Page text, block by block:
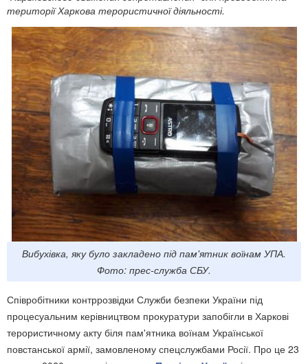
території Харкова терористичної діяльності.
Вибухівка, яку було закладено під пам'ятник воїнам УПА.
Фото: прес-служба СБУ.
Співробітники контррозвідки Служби безпеки України під
процесуальним керівництвом прокуратури запобігли в Харкові
терористичному акту біля пам'ятника воїнам Української
повстанської армії, замовленому спецслужбами Росії. Про це 23